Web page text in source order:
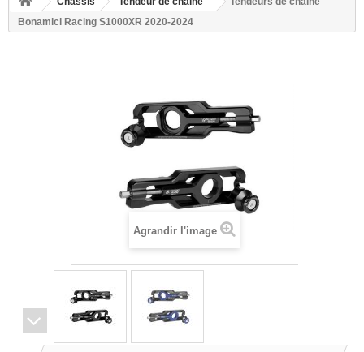
Bonamici Racing S1000XR 2020-2024
Agrandir l'image